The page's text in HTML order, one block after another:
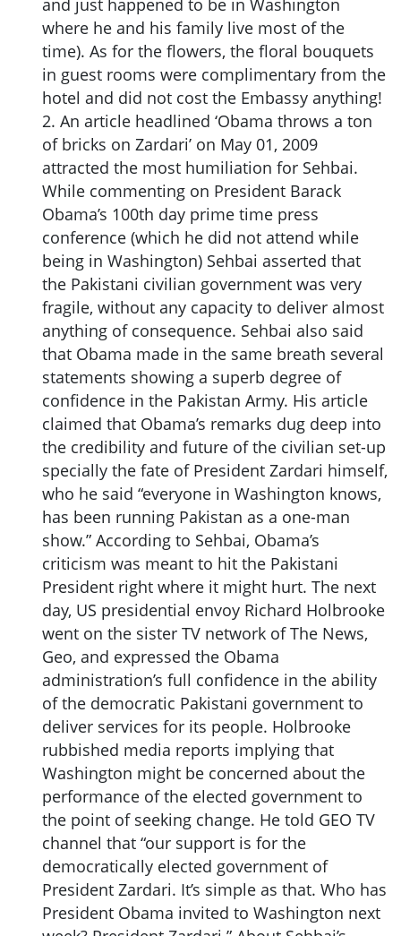
and just happened to be in Washington
where he and his family live most of the
time). As for the flowers, the floral bouquets
in guest rooms were complimentary from the
hotel and did not cost the Embassy anything!
2. An article headlined ‘Obama throws a ton
of bricks on Zardari’ on May 01, 2009
attracted the most humiliation for Sehbai.
While commenting on President Barack
Obama’s 100th day prime time press
conference (which he did not attend while
being in Washington) Sehbai asserted that
the Pakistani civilian government was very
fragile, without any capacity to deliver almost
anything of consequence. Sehbai also said
that Obama made in the same breath several
statements showing a superb degree of
confidence in the Pakistan Army. His article
claimed that Obama’s remarks dug deep into
the credibility and future of the civilian set-up
specially the fate of President Zardari himself,
who he said “everyone in Washington knows,
has been running Pakistan as a one-man
show.” According to Sehbai, Obama’s
criticism was meant to hit the Pakistani
President right where it might hurt. The next
day, US presidential envoy Richard Holbrooke
went on the sister TV network of The News,
Geo, and expressed the Obama
administration’s full confidence in the ability
of the democratic Pakistani government to
deliver services for its people. Holbrooke
rubbished media reports implying that
Washington might be concerned about the
performance of the elected government to
the point of seeking change. He told GEO TV
channel that “our support is for the
democratically elected government of
President Zardari. It’s simple as that. Who has
President Obama invited to Washington next